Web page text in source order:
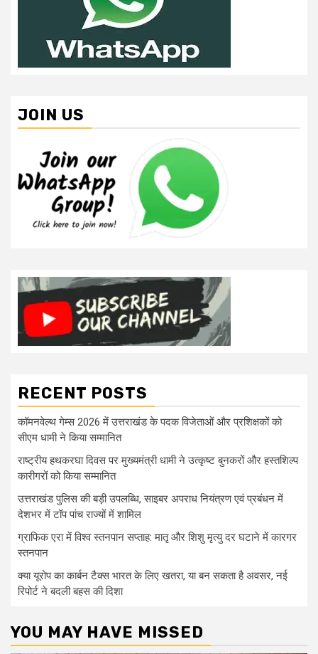
JOIN US
RECENT POSTS
कॉमनवेल्थ गेम्स 2026 में उत्तराखंड के पदक विजेताओं और प्रशिक्षकों को
सीएम धामी ने किया सम्मानित
राष्ट्रीय हथकरघा दिवस पर मुख्यमंत्री धामी ने उत्कृष्ट बुनकरों और हस्तशिल्प
कारीगरों को किया सम्मानित
उत्तराखंड पुलिस की बड़ी उपलब्धि, साइबर अपराध नियंत्रण एवं प्रबंधन में
देशभर में टॉप पांच राज्यों में शामिल
ग्राफिक एरा में विश्व स्तनपान सप्ताह: मातृ और शिशु मृत्यु दर घटाने में कारगर
स्तनपान
क्या यूरोप का कार्बन टैक्स भारत के लिए खतरा, या बन सकता है अवसर, नई
रिपोर्ट ने बदली बहस की दिशा
YOU MAY HAVE MISSED